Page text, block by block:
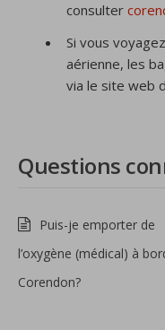
consulter
Si vous
aérienne, les
via le site web
Questions
Puis-je emporter de
l’oxygène (médical) à
Corendon?